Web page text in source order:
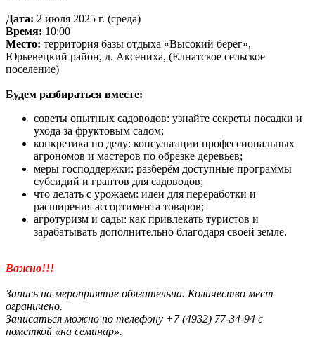
Дата: 2 июля 2025 г. (среда)
Время: 10:00
Место: территория базы отдыха «Высокий берег»,
Юрьевецкий район, д. Аксениха, (Елнатское сельское
поселение)
Будем разбираться вместе:
советы опытных садоводов: узнайте секреты посадки и
ухода за фруктовым садом;
конкретика по делу: консультации профессиональных
агрономов и мастеров по обрезке деревьев;
меры господдержки: разберём доступные программы
субсидий и грантов для садоводов;
что делать с урожаем: идеи для переработки и
расширения ассортимента товаров;
агротуризм и сады: как привлекать туристов и
зарабатывать дополнительно благодаря своей земле.
Важно!!!
Запись на мероприятие обязательна. Количество мест
ограничено.
Записаться можно по телефону +7 (4932) 77-34-94 с
пометкой «на семинар».